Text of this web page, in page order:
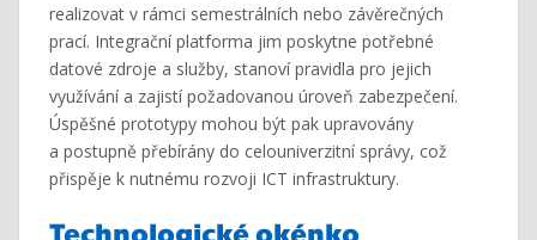
realizovat v rámci semestrálních nebo závěrečných
prací. Integrační platforma jim poskytne potřebné
datové zdroje a služby, stanoví pravidla pro jejich
využívání a zajistí požadovanou úroveň zabezpečení.
Úspěšné prototypy mohou být pak upravovány
a postupně přebírány do celouniverzitní správy, což
přispěje k nutnému rozvoji ICT infrastruktury.
Technologické okénko